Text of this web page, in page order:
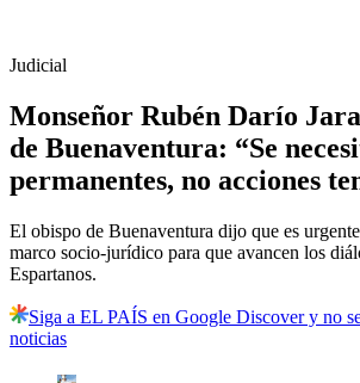
Judicial
Monseñor Rubén Darío
de Buenaventura: “Se
permanentes, no acciones
El obispo de Buenaventura dijo que es
marco socio-jurídico para que avancen los
Espartanos.
Siga a EL PAÍS en Google Discover y no
noticias